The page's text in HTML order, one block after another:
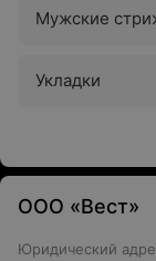
Мужские
Укладки
ООО «Вест»
Юридический